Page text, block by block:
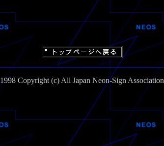
1998 Copyright (c) All Japan Neon-Sign Association